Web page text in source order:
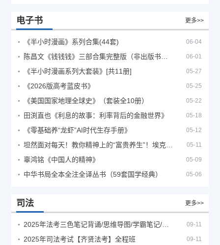
电子书 更多>>
《半小时漫画》系列合集(44套) 06-04
06-01
《半小时漫画系列大套装》[共11册] 05-27
《2026版高考蓝皮书》 05-25
《美国国家地理全球史》（套装全10册） 05-22
田渕直也《利息的故事：利率背后的金融世界》 05-18
《零基础养“龙虾”AI时代生存手册》 05-12
05-11
辜鸿铭《中国人的精神》 05-09
中华书局全本全注全译丛书（59套国学经典） 05-06
司法 更多>>
09-11
2025年司法考试【齐贤法考】全程班 09-11